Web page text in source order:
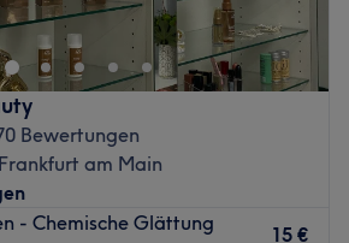
Bewertungen
am Main
- Chemische Glättung
15 €